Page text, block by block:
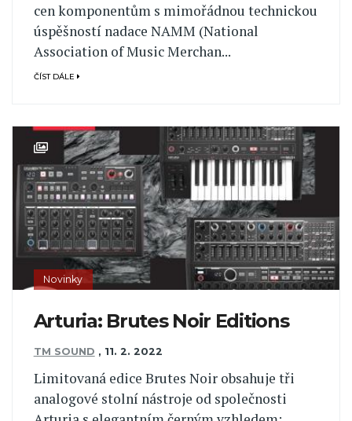
cen komponentům s mimořádnou technickou
úspěšností nadace NAMM (National
Association of Music Merchan...
ČÍST DÁLE
Novinky
Arturia: Brutes Noir Editions
TM SOUND , 11. 2. 2022
Limitovaná edice Brutes Noir obsahuje tři
analogové stolní nástroje od společnosti